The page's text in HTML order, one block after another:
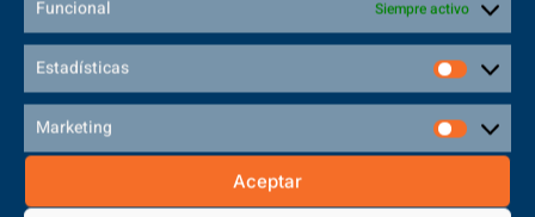
Funcional Siempre activo
Estadísticas
Marketing
Aceptar
Actividades Formativas